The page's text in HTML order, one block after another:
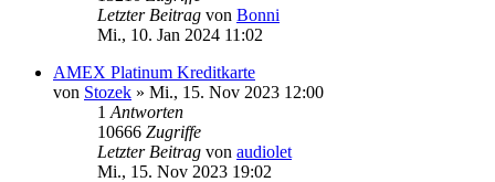
Letzter Beitrag von Bonni
Mi., 10. Jan 2024 11:02
AMEX Platinum Kreditkarte
von Stozek » Mi., 15. Nov 2023 12:00
1 Antworten
10666 Zugriffe
Letzter Beitrag von audiolet
Mi., 15. Nov 2023 19:02